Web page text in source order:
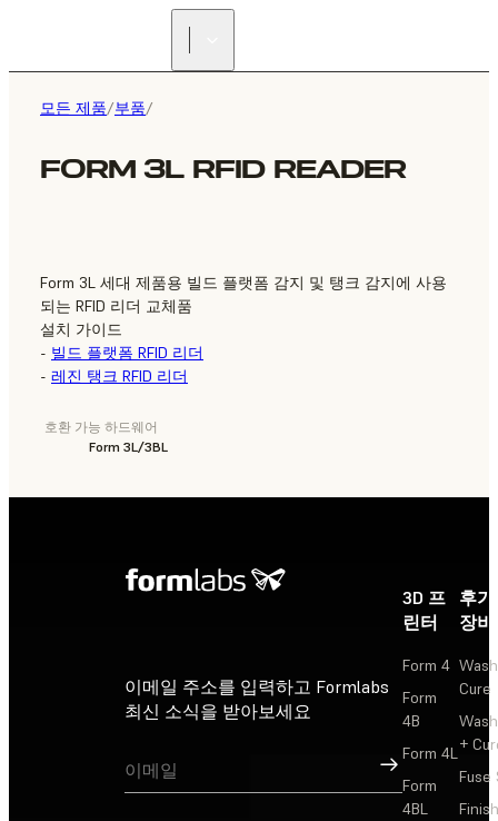
모든 제품/부품/
FORM 3L RFID READER
Form 3L 세대 제품용 빌드 플랫폼 감지 및 탱크 감지에 사용
되는 RFID 리더 교체품
설치 가이드
- 빌드 플랫폼 RFID 리더
- 레진 탱크 RFID 리더
호환 가능 하드웨어
Form 3L/3BL
이메일 주소를 입력하고 Formlabs
최신 소식을 받아보세요
가입
3D 프
린터
Form 4
Form
4B
Form 4L
Form
4BL
후
장비
Cure
+
Fuse